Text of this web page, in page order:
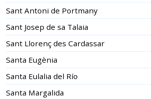
Sant Antoni de Portmany
Sant Josep de sa Talaia
Sant Llorenç des Cardassar
Santa Eugènia
Santa Eulalia del Río
Santa Margalida